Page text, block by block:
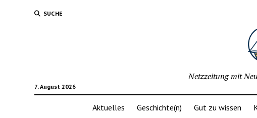
SUCHE
7. August 2026
Netzzeitung mit
Aktuelles Geschichte(n) Gut zu wissen